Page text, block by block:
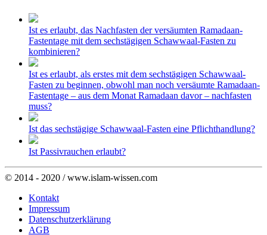
Ist es erlaubt, das Nachfasten der versäumten Ramadaan-
Fastentage mit dem sechstägigen Schawwaal-Fasten zu
kombinieren?
Ist es erlaubt, als erstes mit dem sechstägigen Schawwaal-
Fasten zu beginnen, obwohl man noch versäumte Ramadaan-
Fastentage – aus dem Monat Ramadaan davor – nachfasten
muss?
Ist das sechstägige Schawwaal-Fasten eine Pflichthandlung?
Ist Passivrauchen erlaubt?
© 2014 - 2020 / www.islam-wissen.com
Kontakt
Impressum
Datenschutzerklärung
AGB